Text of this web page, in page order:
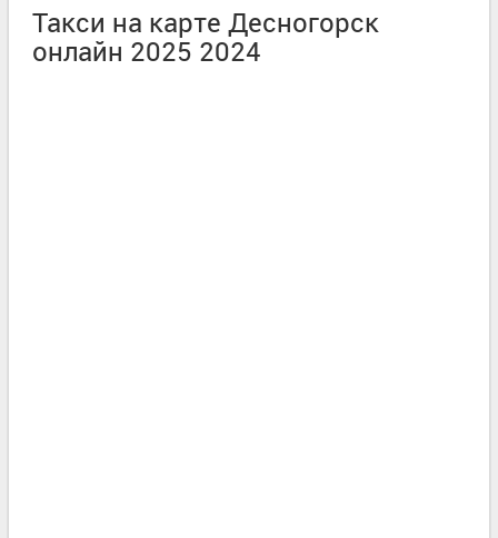
Такси на карте Десногорск
онлайн 2025 2024